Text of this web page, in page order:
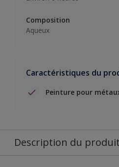
Composition
Aqueux
Caractéristiques du
Peinture pour
Description du produit